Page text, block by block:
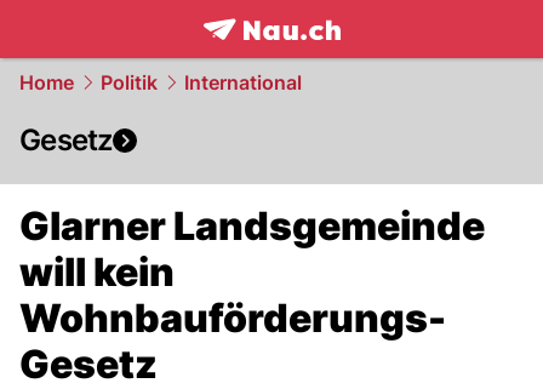
frontpage.NAU.ch
Home Politik International
Gesetz
Glarner Landsgemeinde
will kein
Wohnbauförderungs-
Gesetz